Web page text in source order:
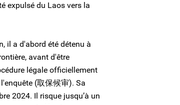
expulsé du Laos vers la
il a d'abord été détenu à
avant d'être
légale officiellement
(取保候审). Sa
2024. Il risque jusqu’à un